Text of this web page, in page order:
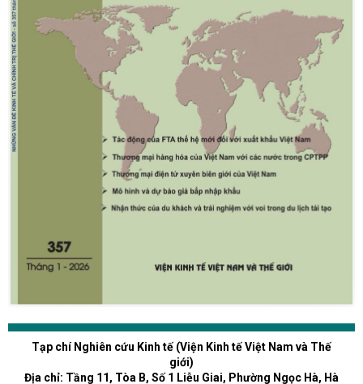
Tạp chí Nghiên cứu Kinh tế (Viện Kinh tế Việt Nam và Thế
giới)
Địa chỉ: Tầng 11, Tòa B, Số 1 Liễu Giai, Phường Ngọc Hà, Hà